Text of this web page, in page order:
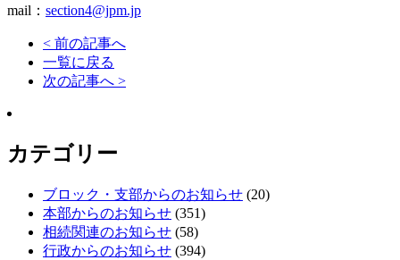
mail： section4@jpm.jp
< 前の記事へ
一覧に戻る
次の記事へ >
カテゴリー
ブロック・支部からのお知らせ (20)
本部からのお知らせ (351)
相続関連のお知らせ (58)
行政からのお知らせ (394)